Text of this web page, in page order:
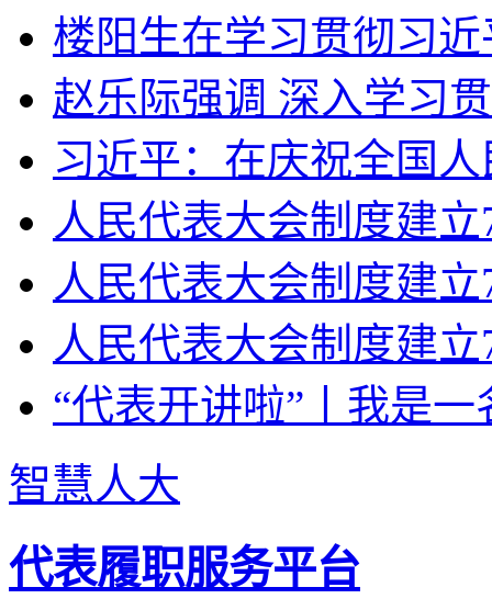
楼阳生在学习贯彻习
赵乐际强调 深入学习
习近平：在庆祝全国
人民代表大会制度建
人民代表大会制度建
人民代表大会制度建
“代表开讲啦”丨我是
智慧人大
代表履职服务平台